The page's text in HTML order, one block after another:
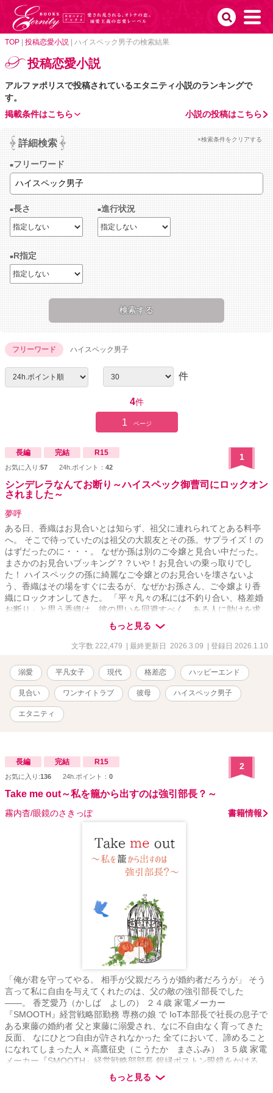
TOP 投稿恋愛小説 ハイスペック男子の検索結果
投稿恋愛小説
アルファポリスで投稿されているエタニティ小説のランキングで
す。
小説の投稿はこちら
掲載条件はこちら
詳細検索 ×検索条件をクリアする
フリーワード
長さ 進行状況
R指定
フリーワード ハイスペック男子
件
4件
1 ページ
長編 完結 R15
お気に入り:57 24h.ポイント： 42
1
シンデレラなんてお断り～ハイスペック御曹司にロックオン
されました～
夢呼
ある日、香織はお見合いとは知らず、祖父に連れられてとある料亭
へ。 そこで待っていたのは祖父の大親友とその孫。サプライズ！の
はずだったのに・・・。 なぜか孫は別のご令嬢と見合い中だった。
まさかのお見合いブッキング？？いや！お見合いの乗っ取りでし
た！ ハイスペックの孫に綺麗なご令嬢とのお見合いを壊さないよ
う、香織はその場をすぐに去るが、なぜかお孫さん、ご令嬢より香
織にロックオンしてきた。 「平々凡々の私には不釣り合い、格差婚
お断り」と思う香織は、彼の思いを回避すべく、ある人に助けを求
めて・・・。 それは彼のお母さん！ ご令嬢と結婚させたい母と、彼
とは付き合いたくない香織がタッグを組む！ この作品はフィクショ
ンです。実在の人物や団体などとは関係ありません。 他のサイトに
険です。
もっと見る
文字数 222,479 | 最終更新日 2026.3.09 | 登録日 2026.1.10
溺愛 平凡女子 現代 格差恋 ハッピーエンド
見合い ワンナイトラブ 彼母 ハイスペック男子
エタニティ
長編 完結 R15
お気に入り:136 24h.ポイント： 0
2
Take me out～私を籠から出すのは強引部長？～
霧内杳/眼鏡のさきっぽ 書籍情報
「俺が君を守ってやる。 相手が父親だろうが婚約者だろうが」 そう
言って私に自由を与えてくれたのは、父の敵の強引部長でした
――。 香芝愛乃（かしば よしの） ２４歳 家電メーカー
『SMOOTH』経営戦略部勤務 専務の娘 で IoT本部長で社長の息子で
ある東藤の婚約者 父と東藤に溺愛され、なに不自由なく育ってきた
反面、 なにひとつ自由が許されなかった 全てにおいて、諦めること
になれてしまった人 × 高鷹征史（こうたか まさふみ） ３５歳 家電
メーカー『SMOOTH』経営戦略部部長 銀縁ボストン眼鏡をかける、
人形のようにきれいな人 ただし、中身は俺様 革新的で社内の改革を
もくろむ 保守的な愛乃の父とは敵対している 口、悪い 態度、でかい
もっと見る